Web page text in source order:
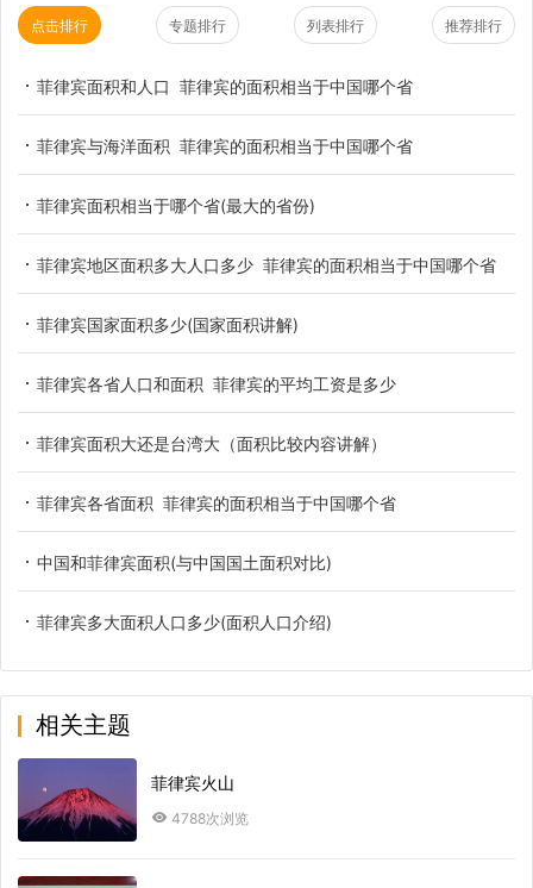
点击排行 专题排行 列表排行 推荐排行
菲律宾面积和人口 菲律宾的面积相当于中国哪个省
菲律宾与海洋面积 菲律宾的面积相当于中国哪个省
菲律宾面积相当于哪个省(最大的省份)
菲律宾地区面积多大人口多少 菲律宾的面积相当于中国哪个省
菲律宾国家面积多少(国家面积讲解)
菲律宾各省人口和面积 菲律宾的平均工资是多少
菲律宾面积大还是台湾大（面积比较内容讲解）
菲律宾各省面积 菲律宾的面积相当于中国哪个省
中国和菲律宾面积(与中国国土面积对比)
菲律宾多大面积人口多少(面积人口介绍)
相关主题
菲律宾火山
4788次浏览